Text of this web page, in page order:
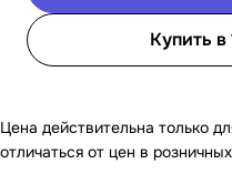
Купить в
Цена действительна только
отличаться от цен в